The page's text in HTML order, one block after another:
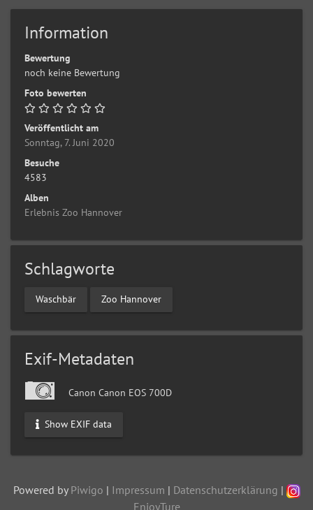
Information
Bewertung
noch keine Bewertung
Foto bewerten
Veröffentlicht am
Sonntag, 7. Juni 2020
Besuche
4583
Alben
Erlebnis Zoo Hannover
Schlagworte
Waschbär Zoo Hannover
Exif-Metadaten
Canon Canon EOS 700D
Show EXIF data
Powered by Piwigo | Impressum | Datenschutzerklärung |
EnjoyTure